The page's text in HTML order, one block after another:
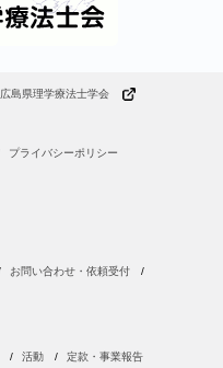
広島県理学療法士学会
プライバシーポリシー
お問い合わせ・依頼受付
活動 定款・事業報告